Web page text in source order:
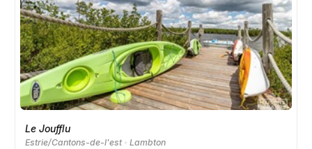
Le Joufflu
Estrie/Cantons-de-l'est Lambton